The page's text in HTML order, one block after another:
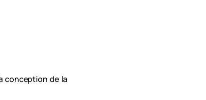
conception de la